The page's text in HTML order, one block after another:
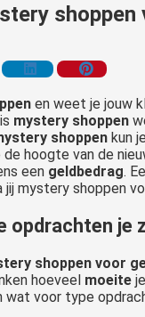
shoppen
en weet je jouw
mystery shoppen
shoppen kun
de hoogte van de
een geldbedrag.
jij mystery shoppen
opdrachten je
shoppen voor
hoeveel moeite
wat voor type